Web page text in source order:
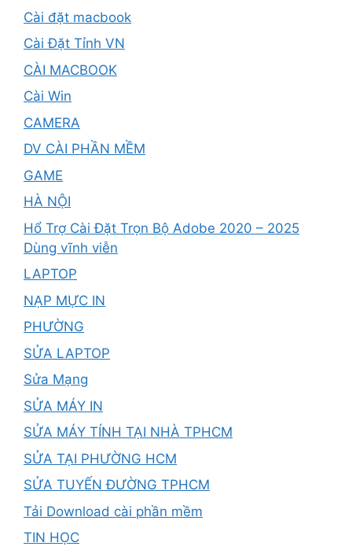
Cài đặt macbook
Cài Đặt Tỉnh VN
CÀI MACBOOK
Cài Win
CAMERA
DV CÀI PHẦN MỀM
GAME
HÀ NỘI
Hổ Trợ Cài Đặt Trọn Bộ Adobe 2020 – 2025
Dùng vĩnh viễn
LAPTOP
NẠP MỰC IN
PHƯỜNG
SỬA LAPTOP
Sửa Mạng
SỬA MÁY IN
SỬA MÁY TÍNH TẠI NHÀ TPHCM
SỬA TẠI PHƯỜNG HCM
SỬA TUYẾN ĐƯỜNG TPHCM
Tải Download cài phần mềm
TIN HỌC